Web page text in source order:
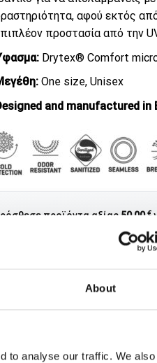
About
to analyse our traffic. We
αφού εκτός
προστασία από την
Drytex® Comfort
One size, Unisex
and manufactured in
προϊόντα αξίας 50,00€
σε 1-3 ημέρες
προϊόντος:7171